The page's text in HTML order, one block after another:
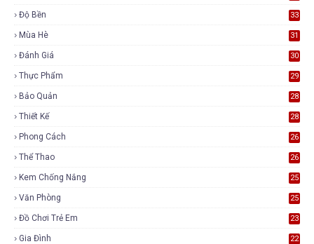
Độ Bền 33
Mùa Hè 31
Đánh Giá 30
Thực Phẩm 29
Bảo Quản 28
Thiết Kế 28
Phong Cách 26
Thể Thao 26
Kem Chống Nắng 25
Văn Phòng 25
Đồ Chơi Trẻ Em 23
Gia Đình 22